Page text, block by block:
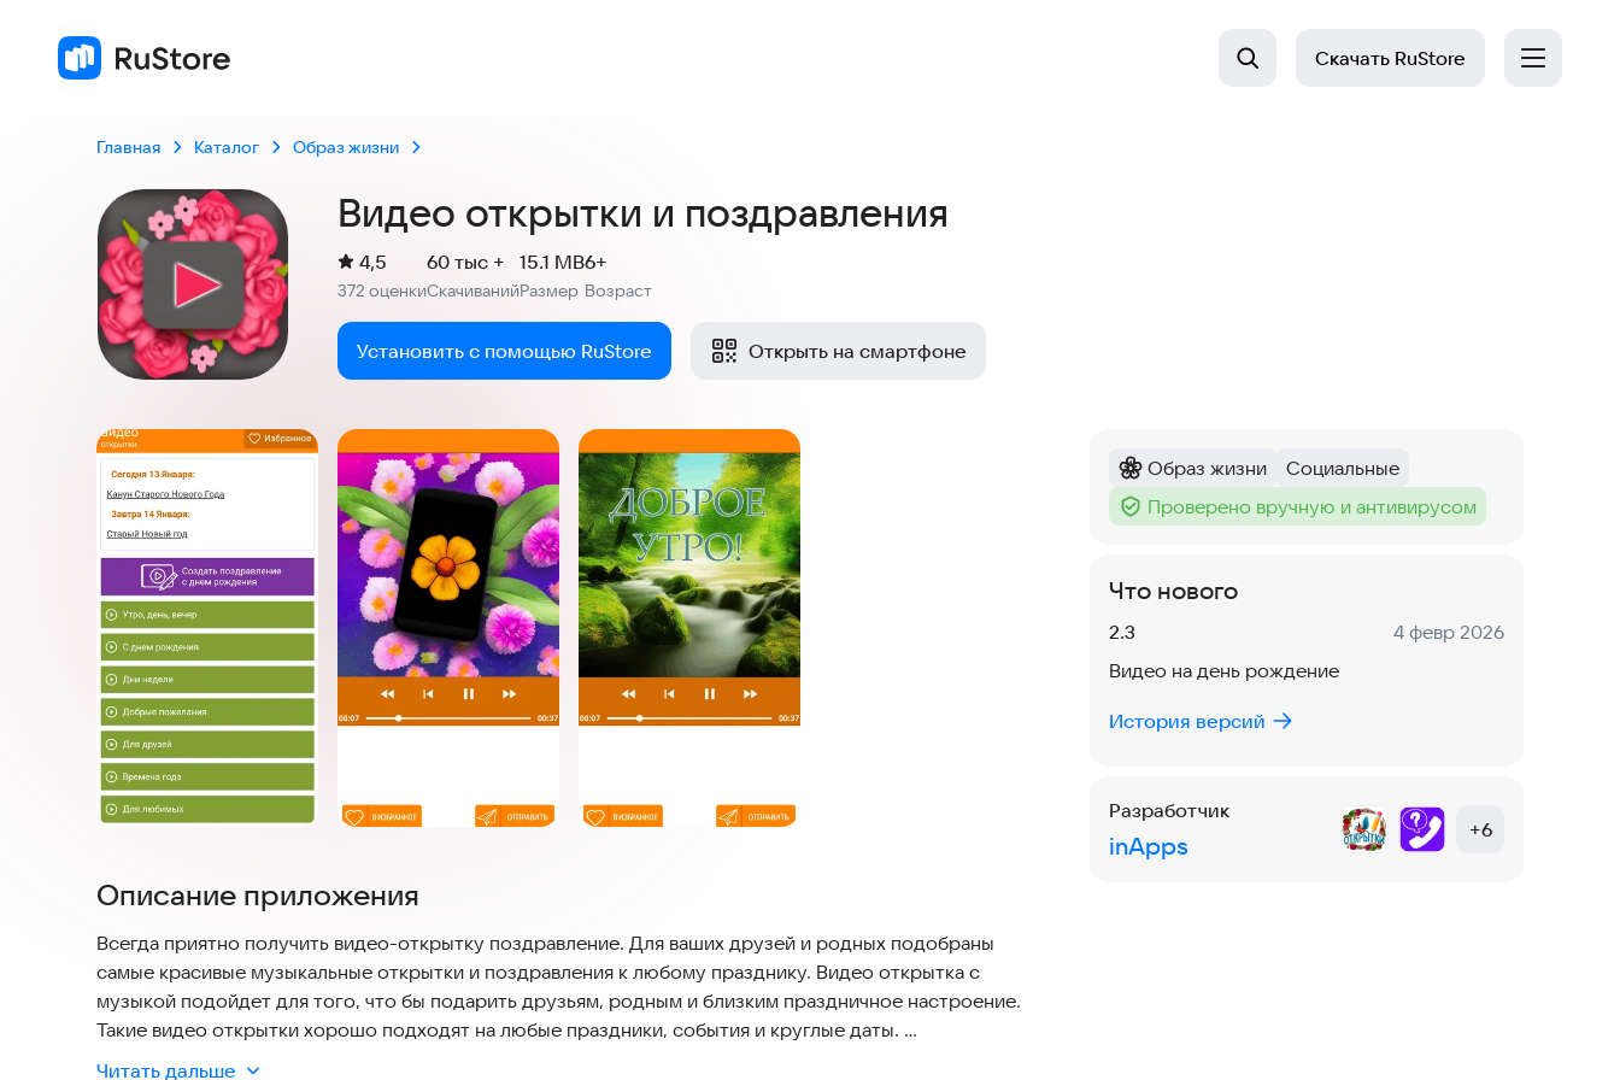
Скачать RuStore
Главная Каталог Образ жизни
Видео открытки и поздравления
Рейтинг:
4,5
372 оценкиСкачиваний
60 тыс +
Размер
15.1 MB
Возраст
6+
Установить с помощью RuStore Открыть на смартфоне
Скриншоты
Описание приложения
Всегда приятно получить видео-открытку поздравление. Для ваших друзей и родных подобраны
самые красивые музыкальные открытки и поздравления к любому празднику. Видео открытка с
музыкой подойдет для того, что бы подарить друзьям, родным и близким праздничное настроение.
Такие видео открытки хорошо подходят на любые праздники, события и круглые даты.
Вы найдете красивые пожелания на день и на ночь, извинения, признания, прощения, видео открытки
Читать дальше
Категория:
Образ жизни
Тег:
Социальные
Тег :
Проверено вручную и антивирусом
Что нового
Версия:
2.3 Дата:
4 февр 2026
Видео на день рождение
История версий
Разработчик
inApps
+6